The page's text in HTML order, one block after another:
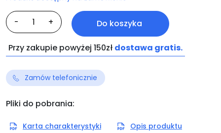
-
ilość
Opysat
+ Do koszyka
Przy zakupie powyżej 150zł dostawa gratis.
Zamów telefonicznie
Pliki do pobrania:
Karta charakterystyki Opis produktu